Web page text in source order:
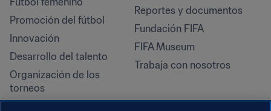
Promoción del fútbol
Innovación
Desarrollo del talento
Organización de los
torneos
Reportes y documentos
Fundación FIFA
FIFA Museum
Trabaja con nosotros